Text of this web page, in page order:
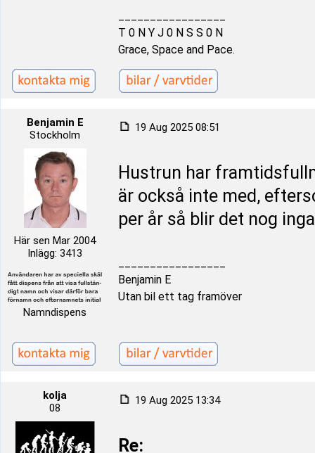
T 0 N Y J 0 N S S 0 N
Grace, Space and Pace.
Benjamin E
Stockholm
Här sen Mar 2004
Inlägg: 3413
Namndispens
19 Aug 2025 08:51
Hustrun har
är också inte med,
per år så blir det nog
Benjamin E
Utan bil ett tag framöver
kolja
08
19 Aug 2025 13:34
Re: